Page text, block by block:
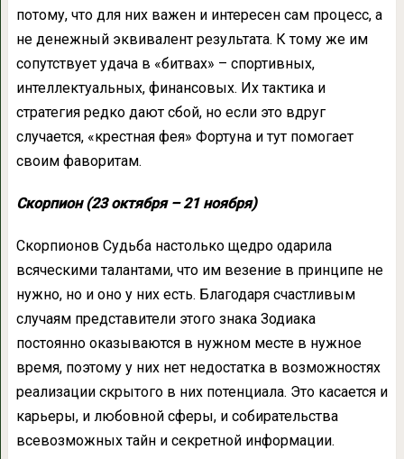
потому, что для них важен и интересен сам процесс, а
не денежный эквивалент результата. К тому же им
сопутствует удача в «битвах» – спортивных,
интеллектуальных, финансовых. Их тактика и
стратегия редко дают сбой, но если это вдруг
случается, «крестная фея» Фортуна и тут помогает
своим фаворитам.
Скорпион (23 октября – 21 ноября)
Скорпионов Судьба настолько щедро одарила
всяческими талантами, что им везение в принципе не
нужно, но и оно у них есть. Благодаря счастливым
случаям представители этого знака Зодиака
постоянно оказываются в нужном месте в нужное
время, поэтому у них нет недостатка в возможностях
реализации скрытого в них потенциала. Это касается и
карьеры, и любовной сферы, и собирательства
всевозможных тайн и секретной информации.